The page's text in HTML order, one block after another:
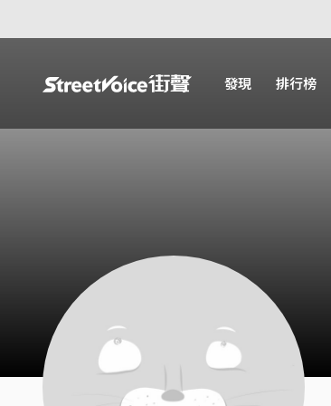
發現 排行榜